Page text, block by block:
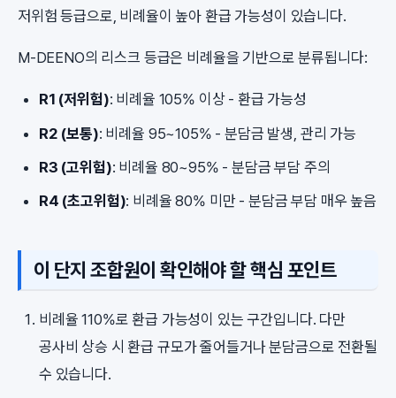
저위험 등급으로, 비례율이 높아 환급 가능성이 있습니다.
M-DEENO의 리스크 등급은 비례율을 기반으로 분류됩니다:
R1 (저위험): 비례율 105% 이상 - 환급 가능성
R2 (보통): 비례율 95~105% - 분담금 발생, 관리 가능
R3 (고위험): 비례율 80~95% - 분담금 부담 주의
R4 (초고위험): 비례율 80% 미만 - 분담금 부담 매우 높음
이 단지 조합원이 확인해야 할 핵심 포인트
비례율 110%로 환급 가능성이 있는 구간입니다. 다만
공사비 상승 시 환급 규모가 줄어들거나 분담금으로 전환될
수 있습니다.